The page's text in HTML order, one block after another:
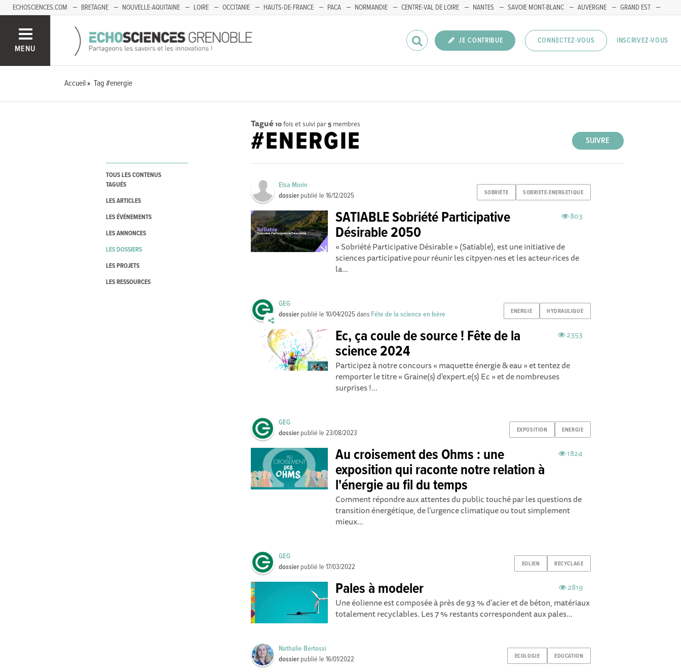
ECHOSCIENCES.COM BRETAGNE NOUVELLE-AQUITAINE LOIRE OCCITANIE HAUTS-DE-FRANCE PACA NORMANDIE CENTRE-VAL DE LOIRE NANTES SAVOIE MONT-BLANC AUVERGNE
GRAND EST
MENU
JE CONTRIBUE CONNECTEZ-VOUS INSCRIVEZ-VOUS
Accueil Tag #energie
TOUS LES CONTENUS
TAGUÉS
LES ARTICLES
LES ÉVÉNEMENTS
LES ANNONCES
LES DOSSIERS
LES PROJETS
LES RESSOURCES
Tagué 10fois et suivi par5 membres
SUIVRE
#ENERGIE
SOBRIETE SOBRIETE-ENERGETIQUE
Elsa Morin
dossier publié le16/12/2025
803
SATIABLE Sobriété Participative
Désirable 2050
« Sobriété Participative Désirable » (Satiable), est une initiative de
sciences participative pour réunir les citpyen·nes et les acteur·rices de
la...
ENERGIE HYDRAULIQUE
GEG
dossier publié le10/04/2025dans Fête de la science en Isère
2353
Ec, ça coule de source ! Fête de la
science 2024
Participez à notre concours « maquette énergie & eau » et tentez de
remporter le titre « Graine(s) d'expert.e(s) Ec » et de nombreuses
surprises !...
EXPOSITION ENERGIE
GEG
dossier publié le23/08/2023
1824
Au croisement des Ohms : une
exposition qui raconte notre relation à
l'énergie au fil du temps
Comment répondre aux attentes du public touché par les questions de
transition énergétique, de l’urgence climatique ou tout simplement
mieux...
EOLIEN RECYCLAGE
GEG
dossier publié le17/03/2022
2819
Pales à modeler
Une éolienne est composée à près de 93 % d’acier et de béton, matériaux
totalement recyclables. Les 7 % restants correspondent aux pales...
ECOLOGIE EDUCATION
Nathalie Bertossi
dossier publié le16/01/2022